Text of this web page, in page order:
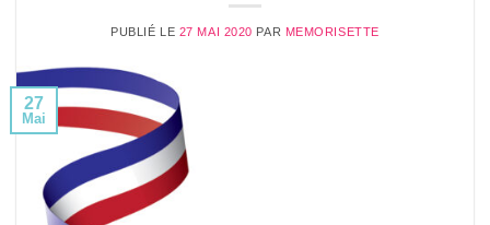
PUBLIÉ LE 27 MAI 2020 PAR MEMORISETTE
27
Mai